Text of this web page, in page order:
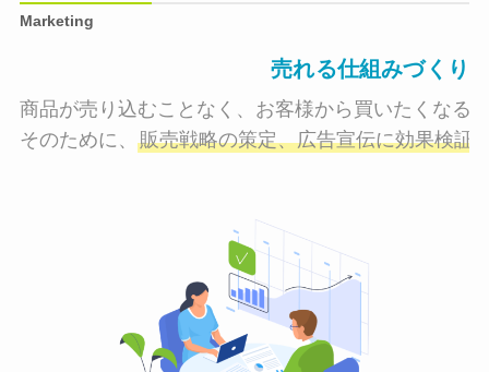
Marketing
売れる仕組みづくり
商品が売り込むことなく、お客様から買いたくなる
そのために、 販売戦略の策定、広告宣伝に効果検証